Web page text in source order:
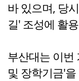
바 있으며, 당
길' 조성에 활
부산대는 이번
및 장학기금'